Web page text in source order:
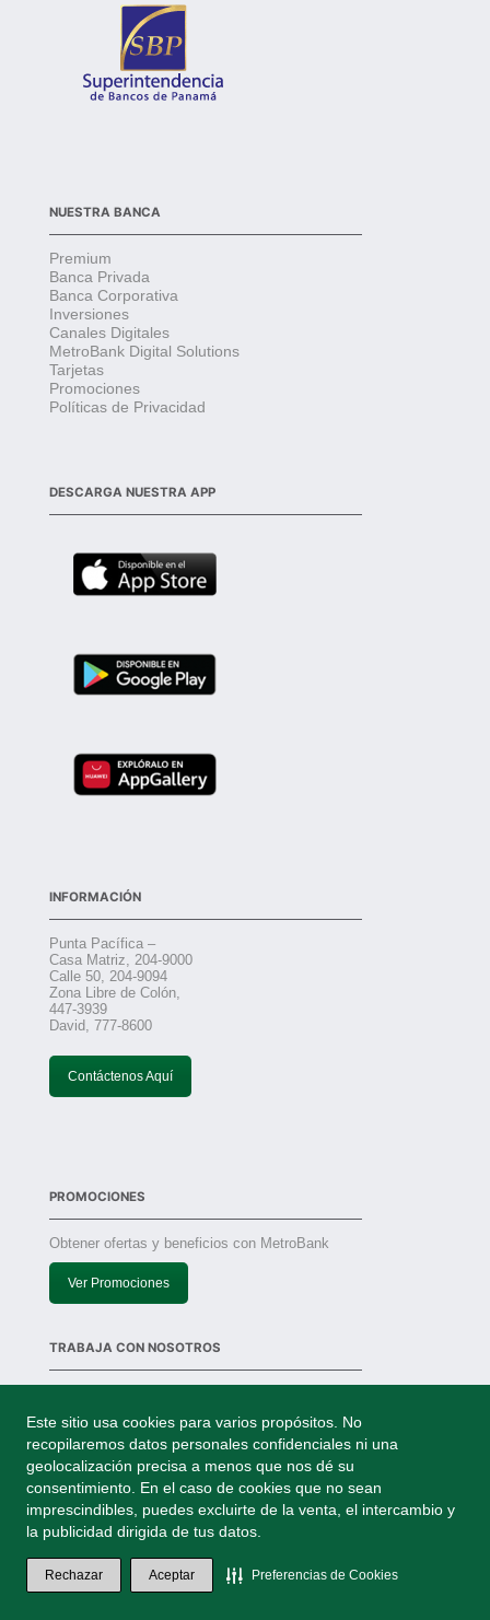
Este sitio usa cookies para varios propósitos. No
recopilaremos datos personales confidenciales ni una
geolocalización precisa a menos que nos dé su
consentimiento. En el caso de cookies que no sean
imprescindibles, puedes excluirte de la venta, el intercambio y
la publicidad dirigida de tus datos.
Rechazar Aceptar Preferencias de Cookies
NUESTRA BANCA
Premium
Banca Privada
Banca Corporativa
Inversiones
Canales Digitales
MetroBank Digital Solutions
Tarjetas
Promociones
Políticas de Privacidad
DESCARGA NUESTRA APP
INFORMACIÓN
Punta Pacífica –
Casa Matriz, 204-9000
Calle 50, 204-9094
Zona Libre de Colón,
447-3939
David, 777-8600
Contáctenos Aquí
PROMOCIONES
Obtener ofertas y beneficios con MetroBank
Ver Promociones
TRABAJA CON NOSOTROS
© 2026 MetroBank, S.A. Entidad supervisada por la
Superintendencia de Bancos de Panamá.